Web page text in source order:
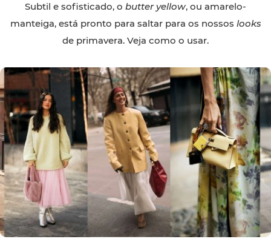
Subtil e sofisticado, o butter yellow, ou amarelo-
manteiga, está pronto para saltar para os nossos looks
de primavera. Veja como o usar.